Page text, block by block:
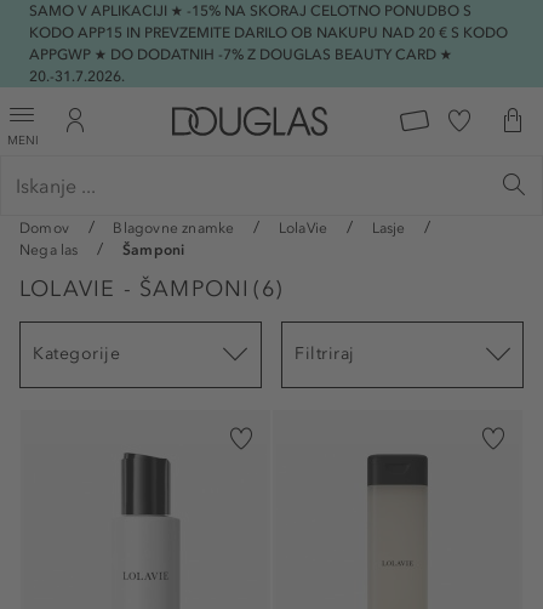
SAMO V APLIKACIJI ★ -15% NA SKORAJ CELOTNO PONUDBO S
KODO APP15 IN PREVZEMITE DARILO OB NAKUPU NAD 20 € S KODO
APPGWP ★ DO DODATNIH -7% Z DOUGLAS BEAUTY CARD ★
20.-31.7.2026.
MENI
Domov Blagovne znamke LolaVie
Lasje
Nega las
Šamponi
LOLAVIE - ŠAMPONI (6)
Kategorije Filtriraj